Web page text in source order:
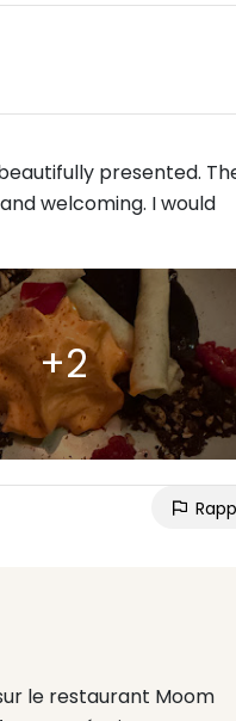
presented.
welcoming. I would
le restaurant Moom